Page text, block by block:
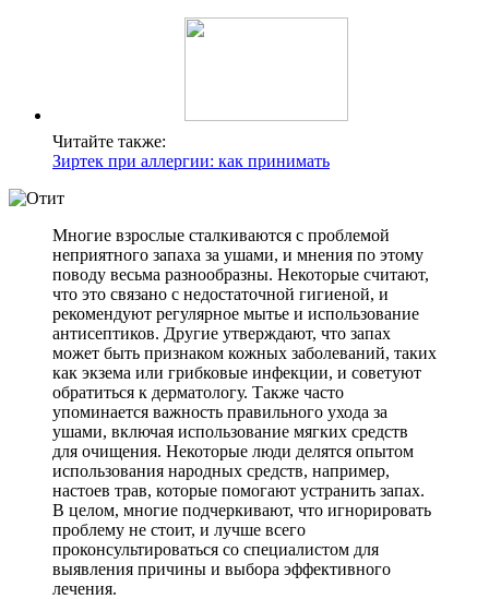
Читайте также:
Зиртек при аллергии: как принимать
Многие взрослые сталкиваются с проблемой
неприятного запаха за ушами, и мнения по этому
поводу весьма разнообразны. Некоторые считают,
что это связано с недостаточной гигиеной, и
рекомендуют регулярное мытье и использование
антисептиков. Другие утверждают, что запах
может быть признаком кожных заболеваний, таких
как экзема или грибковые инфекции, и советуют
обратиться к дерматологу. Также часто
упоминается важность правильного ухода за
ушами, включая использование мягких средств
для очищения. Некоторые люди делятся опытом
использования народных средств, например,
настоев трав, которые помогают устранить запах.
В целом, многие подчеркивают, что игнорировать
проблему не стоит, и лучше всего
проконсультироваться со специалистом для
выявления причины и выбора эффективного
лечения.